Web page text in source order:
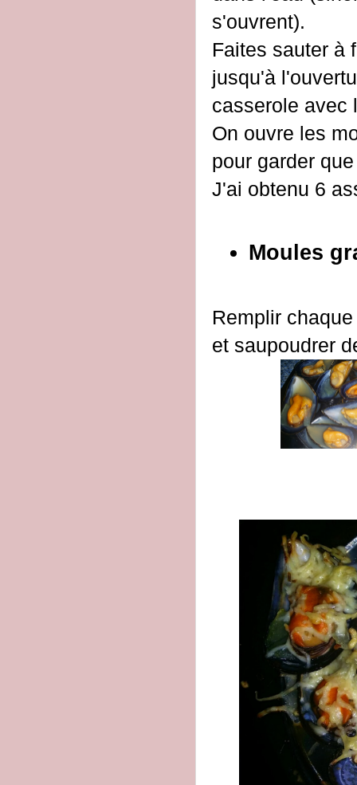
s'ouvrent).
Faites sauter à
jusqu'à
casserole avec
On ouvre les
pour garder
J'ai obtenu 6
Moules
Remplir
et saupoudrer